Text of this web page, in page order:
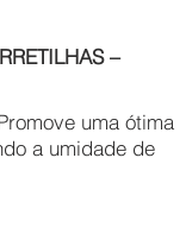
–
uma ótima
a umidade de